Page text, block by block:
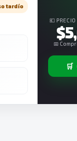
tardío
💶
📅
🛒